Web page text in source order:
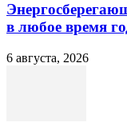
в любое время
6 августа, 2026